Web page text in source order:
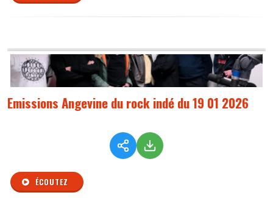
Emissions Angevine du rock indé du 19 01 2026
ÉCOUTEZ